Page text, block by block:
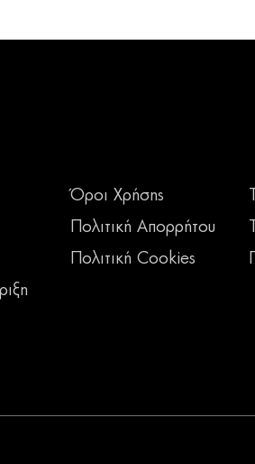
Όροι Χρήσης
Πολιτική Απορρήτου
Πολιτική Cookies